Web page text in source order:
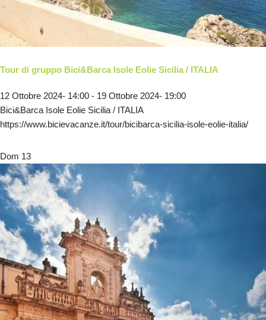
Tour di gruppo Bici&Barca Isole Eolie Sicilia / ITALIA
12 Ottobre 2024- 14:00 - 19 Ottobre 2024- 19:00
Bici&Barca Isole Eolie Sicilia / ITALIA
https://www.bicievacanze.it/tour/bicibarca-sicilia-isole-eolie-italia/
Dom 13